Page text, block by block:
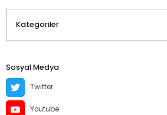
Kategoriler
Sosyal Medya
Twitter
Youtube